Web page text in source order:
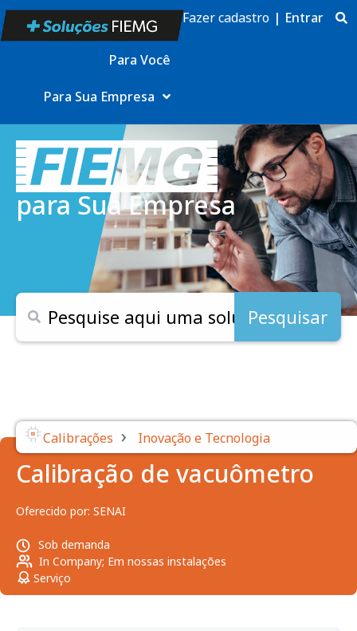
Para Você
Para Sua Empresa
Fazer cadastro | Entrar
para Sua Empresa
Pesquisar
Calibrações › Inovação e Tecnologia
Calibração de vacuômetro
Oferecido por: SENAI
Sob demanda
In Company; Em nossas instalações
Serviço